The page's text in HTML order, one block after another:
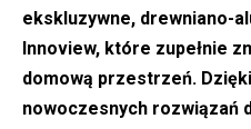
ekskluzywne, drewniano-
Innoview, które zupełnie
domową przestrzeń.
nowoczesnych rozwiązań